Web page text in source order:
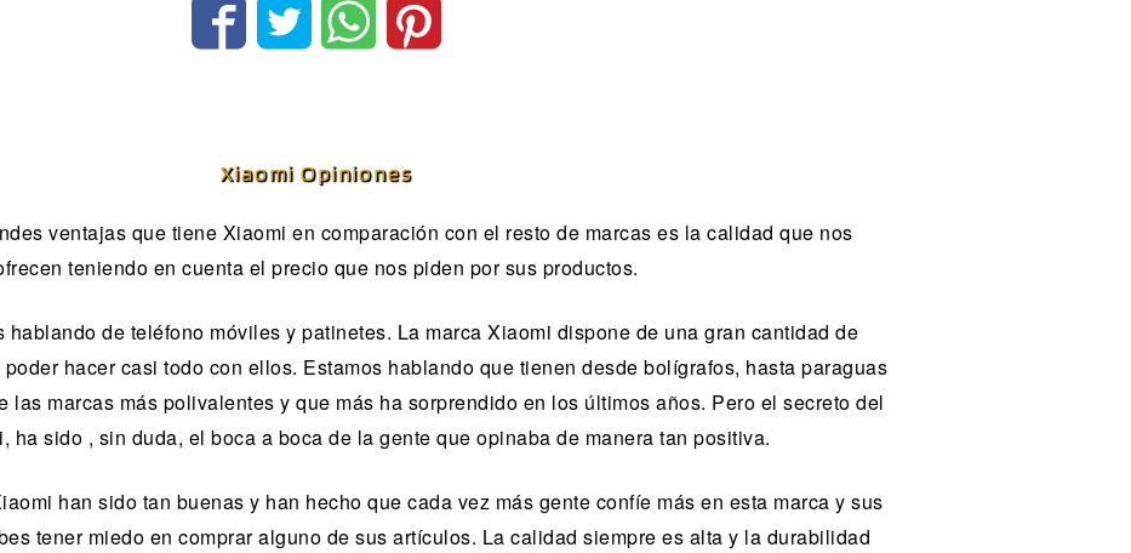
Xiaomi Opiniones
ventajas que tiene Xiaomi en comparación con el resto de marcas es la calidad que nos
teniendo en cuenta el precio que nos piden por sus productos.
hablando de teléfono móviles y patinetes. La marca Xiaomi dispone de una gran cantidad de
hacer casi todo con ellos. Estamos hablando que tienen desde bolígrafos, hasta paraguas
las marcas más polivalentes y que más ha sorprendido en los últimos años. Pero el secreto del
ha sido , sin duda, el boca a boca de la gente que opinaba de manera tan positiva.
han sido tan buenas y han hecho que cada vez más gente confíe más en esta marca y sus
tener miedo en comprar alguno de sus artículos. La calidad siempre es alta y la durabilidad